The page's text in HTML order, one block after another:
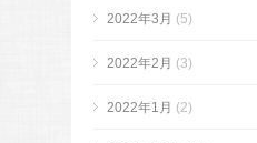
2022年3月 (5)
2022年2月 (3)
2022年1月 (2)